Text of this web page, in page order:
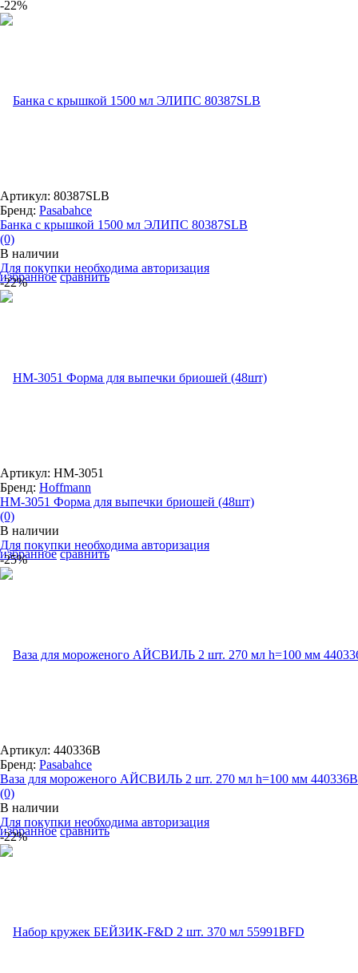
-22%
избранное сравнить
Артикул: 80387SLB
Бренд: Pasabahce
Банка с крышкой 1500 мл ЭЛИПС 80387SLB
(0)
В наличии
Для покупки необходима авторизация
-22%
избранное сравнить
Артикул: HM-3051
Бренд: Hoffmann
HM-3051 Форма для выпечки бриошей (48шт)
(0)
В наличии
Для покупки необходима авторизация
-25%
избранное сравнить
Артикул: 440336B
Бренд: Pasabahce
Ваза для мороженого АЙСВИЛЬ 2 шт. 270 мл h=100 мм 440336B
(0)
В наличии
Для покупки необходима авторизация
-22%